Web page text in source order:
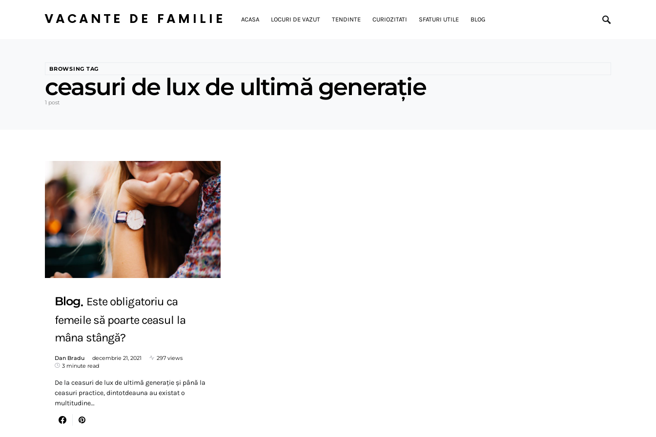
VACANTE DE FAMILIE ACASA LOCURI DE VAZUT TENDINTE CURIOZITATI SFATURI UTILE BLOG
BROWSING TAG
ceasuri de lux de ultimă generație
1 post
Blog Este obligatoriu ca
femeile să poarte ceasul la
mâna stângă?
Dan Bradu decembrie 21, 2021
297 views
3 minute read
De la ceasuri de lux de ultimă generație și până la
ceasuri practice, dintotdeauna au existat o
multitudine…